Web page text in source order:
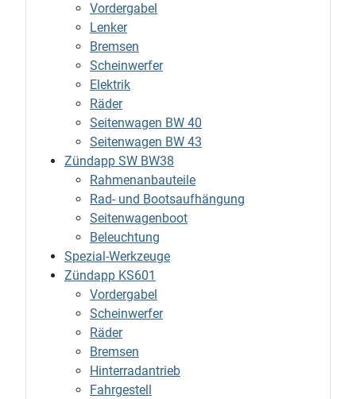
Vordergabel
Lenker
Bremsen
Scheinwerfer
Elektrik
Räder
Seitenwagen BW 40
Seitenwagen BW 43
Zündapp SW BW38
Rahmenanbauteile
Rad- und Bootsaufhängung
Seitenwagenboot
Beleuchtung
Spezial-Werkzeuge
Zündapp KS601
Vordergabel
Scheinwerfer
Räder
Bremsen
Hinterradantrieb
Fahrgestell